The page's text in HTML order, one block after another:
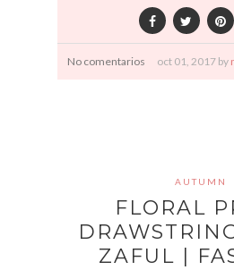
No comentarios oct 01, 2017 by
AUTUMN
FLORAL
ZAFUL |